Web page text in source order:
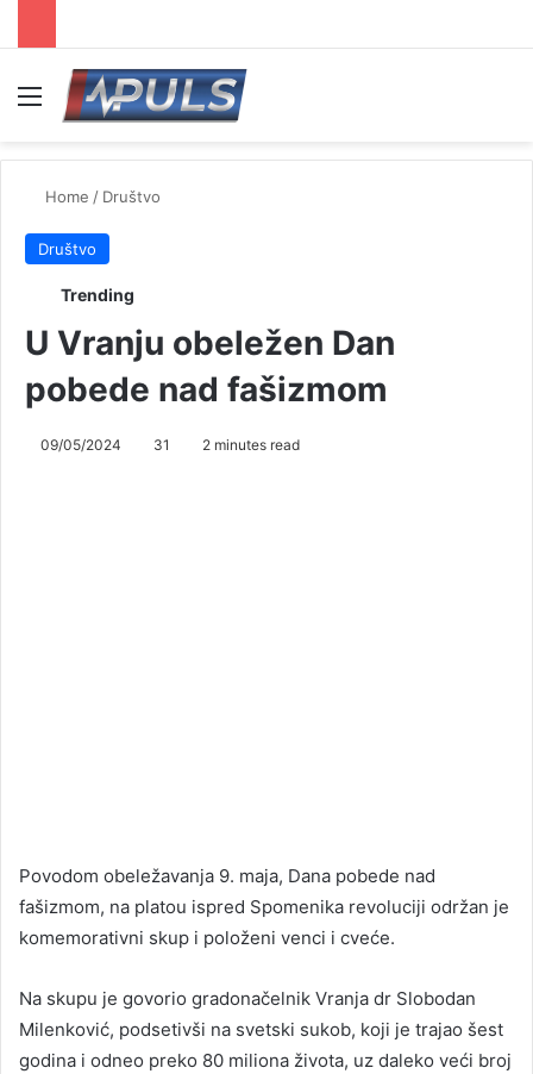
Menu
Home / Društvo
Društvo
Trending
U Vranju obeležen Dan
pobede nad fašizmom
09/05/2024 31 2 minutes read
Povodom obeležavanja 9. maja, Dana pobede nad
fašizmom, na platou ispred Spomenika revoluciji održan je
komemorativni skup i položeni venci i cveće.
Na skupu je govorio gradonačelnik Vranja dr Slobodan
Milenković, podsetivši na svetski sukob, koji je trajao šest
godina i odneo preko 80 miliona života, uz daleko veći broj